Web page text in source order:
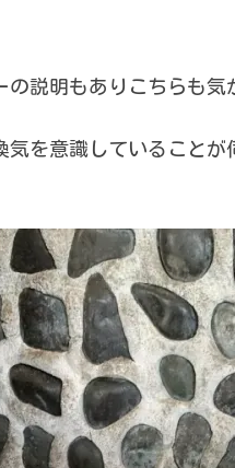
説明もありこちらも気
気を意識していること